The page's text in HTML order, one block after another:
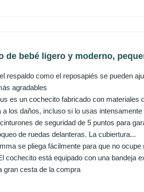
de bebé ligero y moderno,
respaldo como el reposapiés se pueden
agradables
es un cochecito fabricado con materiales
los daños, incluso si lo usas intensamente
de seguridad de 5 puntos para
de ruedas delanteras. La cubiertura...
se pliega fácilmente para que no
cochecito está equipado con una bandeja
gran cesta de la compra